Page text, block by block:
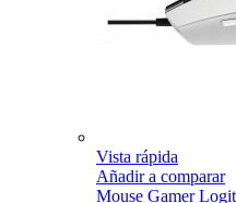
Vista rápida
Añadir a comparar
Mouse Gamer